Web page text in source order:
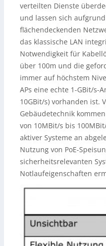
verteilten Dienste
und lassen sich
flächendeckenden
das klassische LAN
Notwendigkeit für
über 100m und die
immer auf höchstem
APs eine echte 1-GBit/s-
10GBit/s) vorhanden ist.
Gebäudetechnik
von 10MBit/s bis
aktiver Systeme an
Nutzung von PoE-
sicherheitsrelevanten
Notlaufeigenschaften